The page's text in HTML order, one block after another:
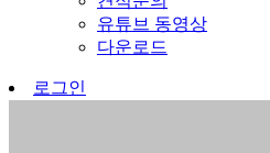
유튜브 동영상
다운로드
로그인